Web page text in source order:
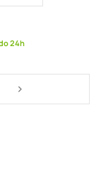
24h
stronę
Strona
>